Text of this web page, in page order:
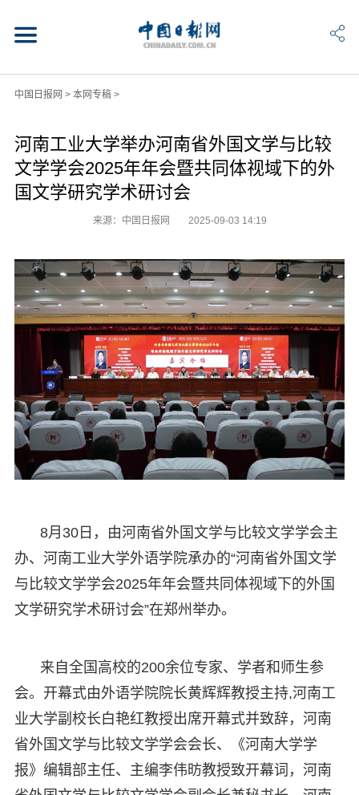
中国日报网 > 本网专稿>
河南工业大学举办河南省外国文学与比较
文学学会2025年年会暨共同体视域下的外
国文学研究学术研讨会
来源：中国日报网 2025-09-03 14:19
8月30日，由河南省外国文学与比较文学学会主
办、河南工业大学外语学院承办的“河南省外国文学
与比较文学学会2025年年会暨共同体视域下的外国
文学研究学术研讨会”在郑州举办。
来自全国高校的200余位专家、学者和师生参
会。开幕式由外语学院院长黄辉辉教授主持,河南工
业大学副校长白艳红教授出席开幕式并致辞，河南
省外国文学与比较文学学会会长、《河南大学学
报》编辑部主任、主编李伟昉教授致开幕词，河南